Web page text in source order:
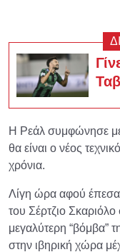
Η Ρεάλ συμφώνησε
θα είναι ο νέος
χρόνια.
Λίγη ώρα αφού
του Σέρτζιο
μεγαλύτερη “βόμβα”
στην ιβηρική χώρα